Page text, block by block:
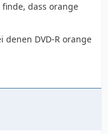
finde, dass orange
DVD-R orange